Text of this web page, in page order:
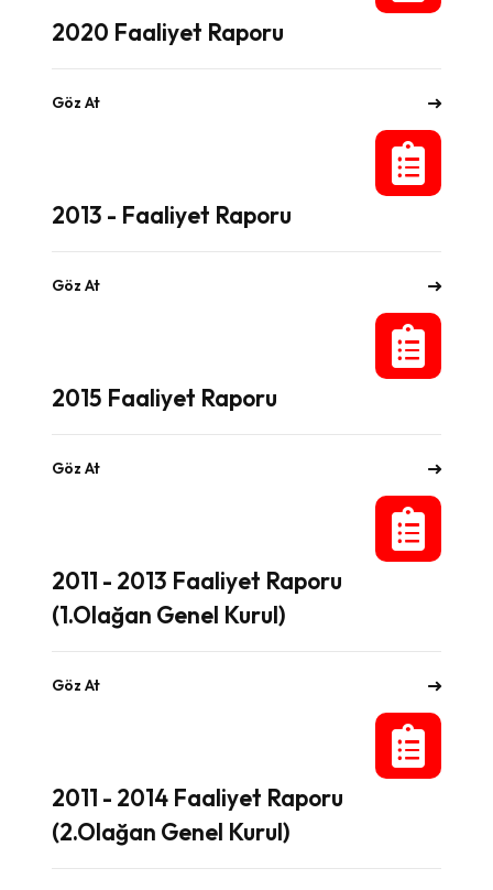
2020 Faaliyet Raporu
Göz At
2013 - Faaliyet Raporu
Göz At
2015 Faaliyet Raporu
Göz At
2011 - 2013 Faaliyet Raporu
(1.Olağan Genel Kurul)
Göz At
2011 - 2014 Faaliyet Raporu
(2.Olağan Genel Kurul)